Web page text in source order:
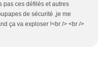
pas ces défilés et autres
de sécurité ,je me
ça va exploser !<br /> <br />